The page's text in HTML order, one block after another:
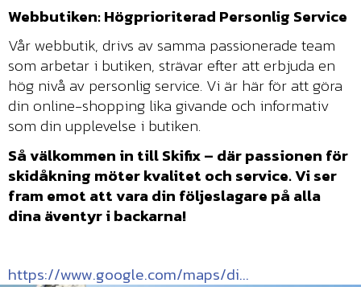
Webbutiken: Högprioriterad Personlig Service
Vår webbutik, drivs av samma passionerade team
som arbetar i butiken, strävar efter att erbjuda en
hög nivå av personlig service. Vi är här för att göra
din online-shopping lika givande och informativ
som din upplevelse i butiken.
Så välkommen in till Skifix – där passionen för
skidåkning möter kvalitet och service. Vi ser
fram emot att vara din följeslagare på alla
dina äventyr i backarna!
https://www.google.com/maps/di...